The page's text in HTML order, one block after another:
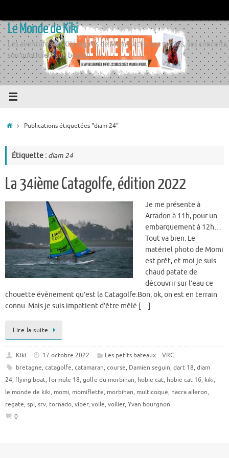
contenu
Le Monde de Kiki
Les aventures de Kiki auprès de Momiflette, ses sorties, ses concerts,
son quotidien, son boulot
AccueilPublications étiquetées "diam 24"
Étiquette : diam 24
La 34ième Catagolfe, édition 2022
Je me présente à
Arradon à 11h, pour un
embarquement à 12h…
Tout va bien. Le
matériel photo de Momi
est prêt, et moi je suis
chaud patate de
découvrir sur l’eau ce
chouette évènement qu’est la Catagolfe.Bon, ok, on est en terrain
connu. Mais je suis impatient d’être mêlé […]
Lire la suite
Kiki 17 octobre 2022
Les petits bateaux... VRC
bretagne, catagolfe, catamaran, course, Damien seguin, dart 18, diam
24, flying boat, formule 18, golfe du morbihan, hobie cat, hobie cat 16, kiki,
le monde de kiki, momi, momiflette, morbihan, multicoque, nacra aileron,
regate, spi, srv, tornado, viper, voile, voilier, Yvan bourgnon
0